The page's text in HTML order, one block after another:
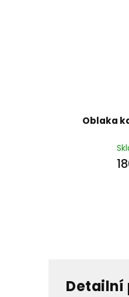
Oblaka
Detailní